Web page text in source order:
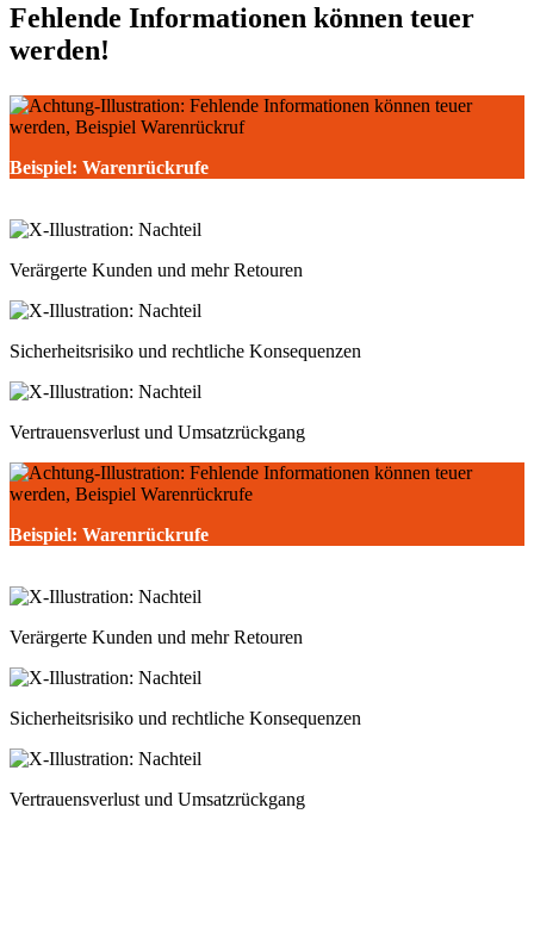
Fehlende Informationen können teuer
werden!
Beispiel: Warenrückrufe
Verärgerte Kunden und mehr Retouren
Sicherheitsrisiko und rechtliche Konsequenzen
Vertrauensverlust und Umsatzrückgang
Beispiel: Warenrückrufe
Verärgerte Kunden und mehr Retouren
Sicherheitsrisiko und rechtliche Konsequenzen
Vertrauensverlust und Umsatzrückgang